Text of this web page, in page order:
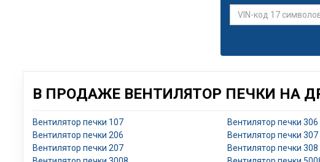
В ПРОДАЖЕ ВЕНТИЛЯТОР ПЕЧКИ НА
Вентилятор печки 107
Вентилятор печки 206
Вентилятор печки 207
Вентилятор печки 306
Вентилятор печки 307
Вентилятор печки 308